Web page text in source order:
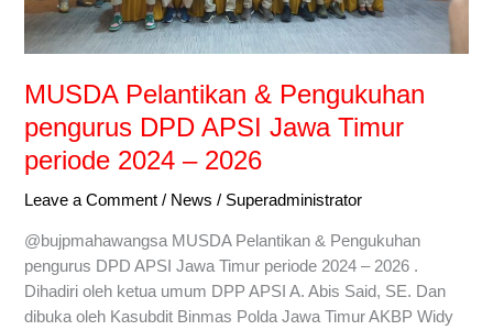
MUSDA Pelantikan & Pengukuhan
pengurus DPD APSI Jawa Timur
periode 2024 – 2026
Leave a Comment / News / Superadministrator
@bujpmahawangsa MUSDA Pelantikan & Pengukuhan
pengurus DPD APSI Jawa Timur periode 2024 – 2026 .
Dihadiri oleh ketua umum DPP APSI A. Abis Said, SE. Dan
dibuka oleh Kasubdit Binmas Polda Jawa Timur AKBP Widy
–
2026